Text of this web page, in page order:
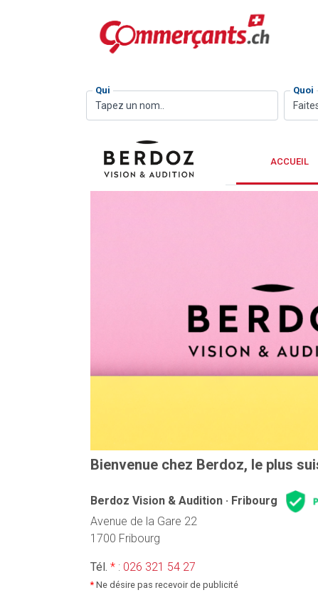
Qui Quoi
ACCUEIL
Bienvenue chez Berdoz, le plus
Berdoz Vision & Audition · Fribourg
Avenue de la Gare 22
1700 Fribourg
Tél. *: 026 321 54 27
*Ne désire pas recevoir de publicité